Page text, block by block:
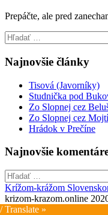
Prepáčte, ale pred
Hľadať:
Najnovšie články
Tisová (Javorníky)
Studnička pod
Zo Slopnej cez
Zo Slopnej cez
Hrádok v Prečíne
Najnovšie
Hľadať:
Krížom-krážom
krizom-krazom.online
Translate »